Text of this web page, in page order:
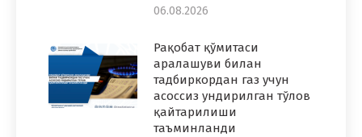
06.08.2026
Рақобат қўмитаси
аралашуви билан
тадбиркордан газ учун
асоссиз ундирилган тўлов
қайтарилиши
таъминланди